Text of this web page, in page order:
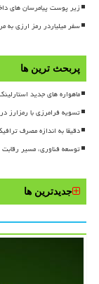
زیر پوست پیامرسان های
سفر میلیاردر رمز ارزی به
پربحث ترین ها
ماهواره های جدید
تسویه فرامرزی با رمزارز
دقیقا به اندازه مصرف
توسعه فناوری، مسیر
جدیدترین ها